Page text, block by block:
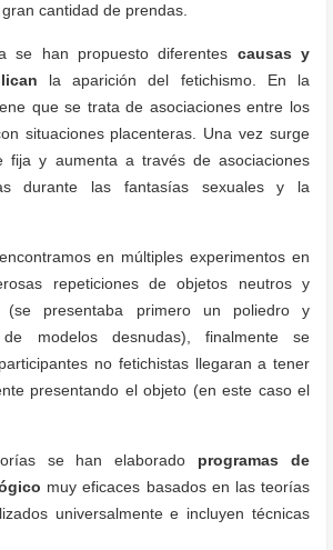
cantidad de prendas.
se han propuesto diferentes causas y
la aparición del fetichismo. En la
que se trata de asociaciones entre los
situaciones placenteras. Una vez surge
fija y aumenta a través de asociaciones
durante las fantasías sexuales y la
en múltiples experimentos en
repeticiones de objetos neutros y
(se presentaba primero un poliedro y
modelos desnudas), finalmente se
no fetichistas llegaran a tener
presentando el objeto (en este caso el
se han elaborado programas de
muy eficaces basados en las teorías
universalmente e incluyen técnicas